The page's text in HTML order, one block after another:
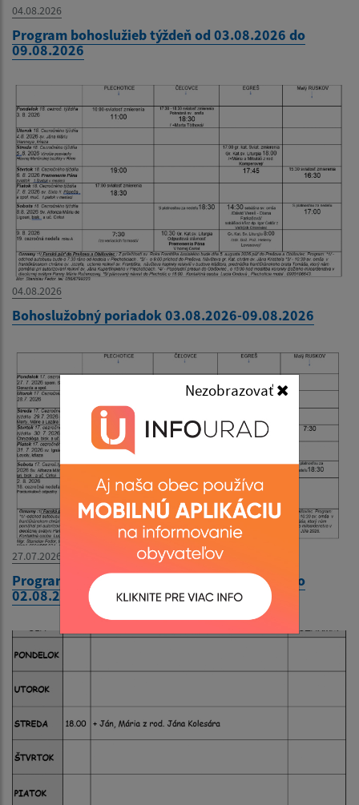
Nezobrazovať
04.08.2026
Program bohoslužieb týždeň od 03.08.2026 do
09.08.2026
04.08.2026
Bohoslužobný poriadok 03.08.2026-09.08.2026
27.07.2026
Program bohoslužieb týždeň od 27.07.2026 do
02.08.2026